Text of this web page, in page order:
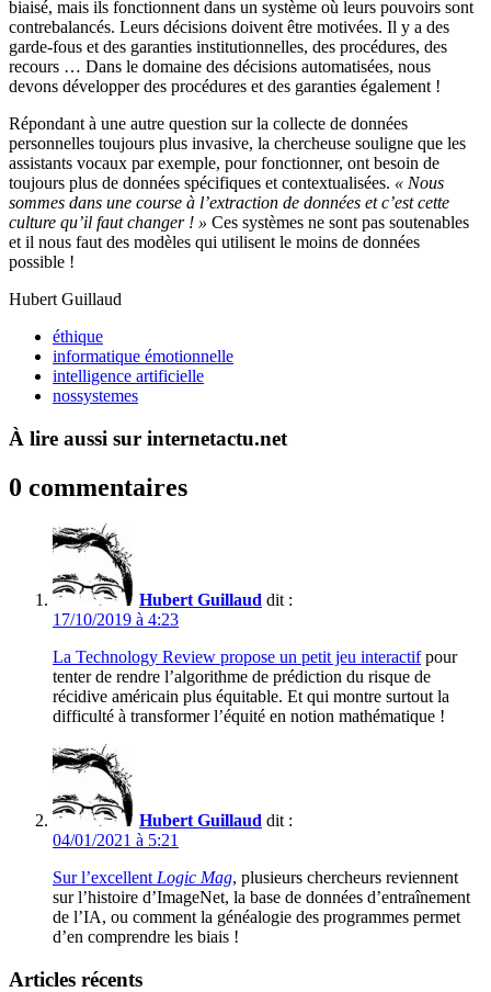
biaisé, mais ils fonctionnent dans un système où leurs pouvoirs sont
contrebalancés. Leurs décisions doivent être motivées. Il y a des
garde-fous et des garanties institutionnelles, des procédures, des
recours … Dans le domaine des décisions automatisées, nous
devons développer des procédures et des garanties également !
Répondant à une autre question sur la collecte de données
personnelles toujours plus invasive, la chercheuse souligne que les
assistants vocaux par exemple, pour fonctionner, ont besoin de
toujours plus de données spécifiques et contextualisées. « Nous
sommes dans une course à l’extraction de données et c’est cette
culture qu’il faut changer ! » Ces systèmes ne sont pas soutenables
et il nous faut des modèles qui utilisent le moins de données
possible !
Hubert Guillaud
éthique
informatique émotionnelle
intelligence artificielle
nossystemes
À lire aussi sur internetactu.net
0 commentaires
Hubert Guillaud dit :
17/10/2019 à 4:23
La Technology Review propose un petit jeu interactifpour
tenter de rendre l’algorithme de prédiction du risque de
récidive américain plus équitable. Et qui montre surtout la
difficulté à transformer l’équité en notion mathématique !
Hubert Guillaud dit :
04/01/2021 à 5:21
Sur l’excellentLogic Mag, plusieurs chercheurs reviennent
sur l’histoire d’ImageNet, la base de données d’entraînement
de l’IA, ou comment la généalogie des programmes permet
d’en comprendre les biais !
Articles récents